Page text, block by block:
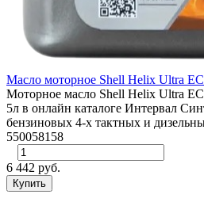
Масло моторное Shell Helix Ultra
Моторное масло Shell Helix Ultra
5л в онлайн каталоге Интервал
бензиновых 4-х тактных и
550058158
6 442 руб.
Купить